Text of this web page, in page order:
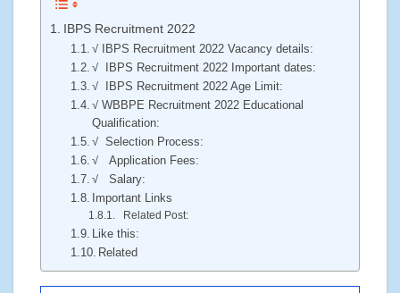
IBPS Recruitment 2022
√ IBPS Recruitment 2022 Vacancy details:
√ IBPS Recruitment 2022 Important dates:
√ IBPS Recruitment 2022 Age Limit:
√ WBBPE Recruitment 2022 Educational
Qualification:
√ Selection Process:
√ Application Fees:
√ Salary:
Important Links
Related Post:
Like this:
Related